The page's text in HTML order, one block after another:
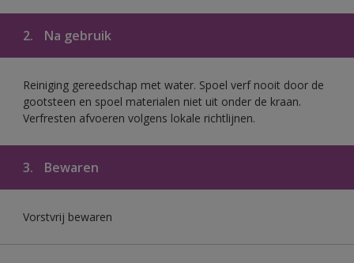
2. Na gebruik
Reiniging gereedschap met water. Spoel verf nooit door de
gootsteen en spoel materialen niet uit onder de kraan.
Verfresten afvoeren volgens lokale richtlijnen.
3. Bewaren
Vorstvrij bewaren